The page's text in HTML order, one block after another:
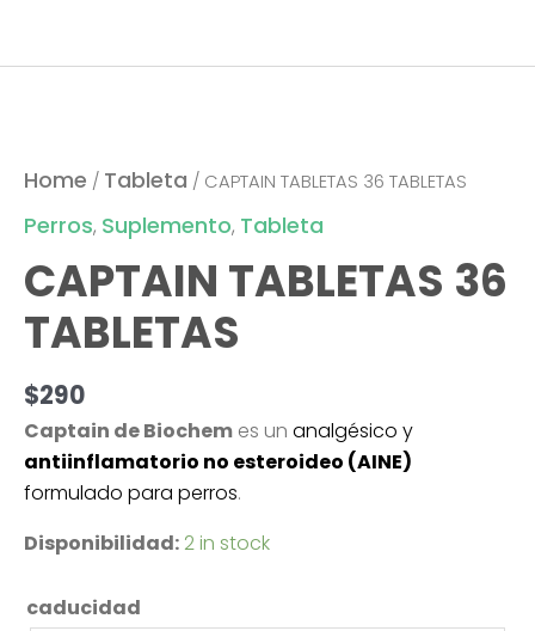
Home / Tableta / CAPTAIN TABLETAS 36 TABLETAS
Perros, Suplemento, Tableta
CAPTAIN TABLETAS 36
TABLETAS
$290
Captain de Biochem es un analgésico y
antiinflamatorio no esteroideo (AINE)
formulado para perros.
Disponibilidad: 2 in stock
caducidad
36
quantity